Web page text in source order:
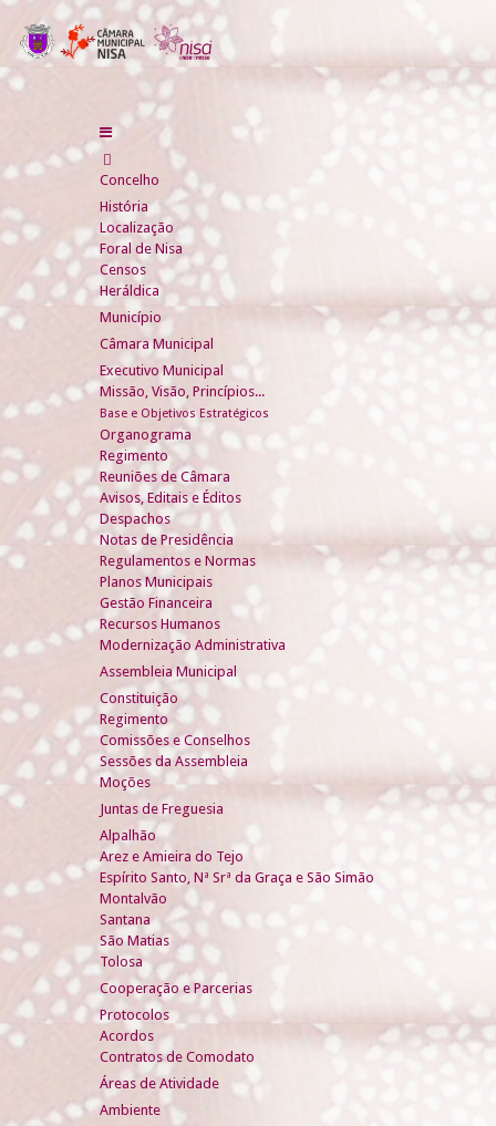
Concelho
História
Localização
Foral de Nisa
Censos
Heráldica
Município
Câmara Municipal
Executivo Municipal
Missão, Visão, Princípios...
Base e Objetivos Estratégicos
Organograma
Regimento
Reuniões de Câmara
Avisos, Editais e Éditos
Despachos
Notas de Presidência
Regulamentos e Normas
Planos Municipais
Gestão Financeira
Recursos Humanos
Modernização Administrativa
Assembleia Municipal
Constituição
Regimento
Comissões e Conselhos
Sessões da Assembleia
Moções
Juntas de Freguesia
Alpalhão
Arez e Amieira do Tejo
Espírito Santo, Nª Srª da Graça e São Simão
Montalvão
Santana
São Matias
Tolosa
Cooperação e Parcerias
Protocolos
Acordos
Contratos de Comodato
Áreas de Atividade
Ambiente